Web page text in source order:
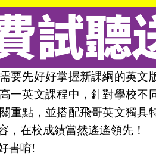
要先好好掌握新課綱的英文
一英文課程中，針對學校不
重點，並搭配飛哥英文獨具
，在校成績當然遙遙領先！
書唷!